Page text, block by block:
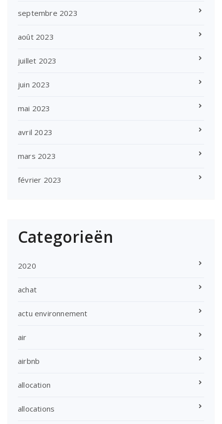
septembre 2023
août 2023
juillet 2023
juin 2023
mai 2023
avril 2023
mars 2023
février 2023
Categorieën
2020
achat
actu environnement
air
airbnb
allocation
allocations